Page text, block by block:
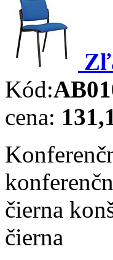
Kód:
cena:
čierna
čierna